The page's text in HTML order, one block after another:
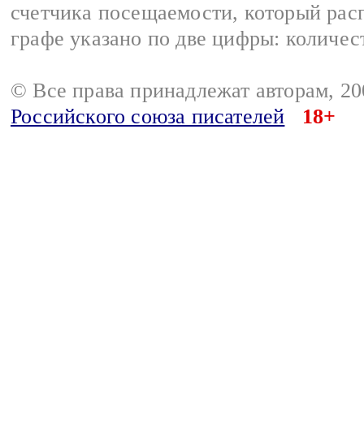
счетчика посещаемости, который
графе указано по две цифры:
© Все права принадлежат авторам,
Российского союза писателей
18+